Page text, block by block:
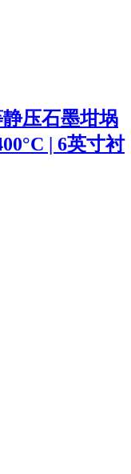
静压石墨坩埚
| 6英寸衬